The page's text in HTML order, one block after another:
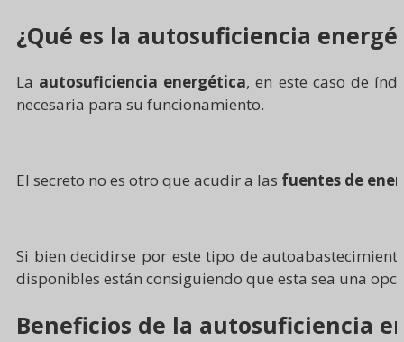
¿Qué es la autosuficiencia
La autosuficiencia energética, en este caso de
necesaria para su funcionamiento.
El secreto no es otro que acudir a las fuentes de
Si bien decidirse por este tipo de
disponibles están consiguiendo que esta sea una
Beneficios de la autosuficiencia